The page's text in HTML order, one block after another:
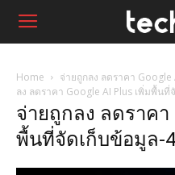
Home จ่ายถูกลง ลดราคา
ลง ลดราคา Google AI Plus เพิ่มพื้นที่
จ่ายถูกลง ลดราคา
พื้นที่จัดเก็บข้อมูล-